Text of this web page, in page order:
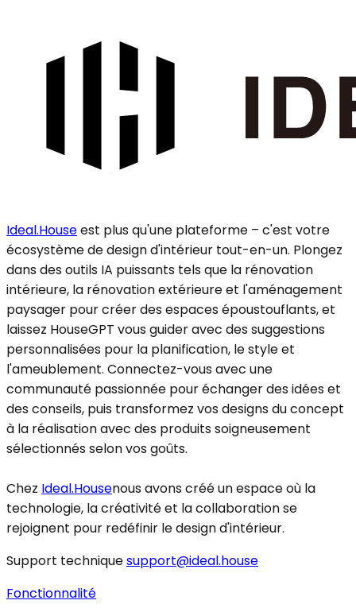
Ideal.Houseest plus qu'une plateforme – c'est votre
écosystème de design d'intérieur tout-en-un. Plongez
dans des outils IA puissants tels que la rénovation
intérieure, la rénovation extérieure et l'aménagement
paysager pour créer des espaces époustouflants, et
laissez HouseGPT vous guider avec des suggestions
personnalisées pour la planification, le style et
l'ameublement. Connectez-vous avec une
communauté passionnée pour échanger des idées et
des conseils, puis transformez vos designs du concept
à la réalisation avec des produits soigneusement
sélectionnés selon vos goûts.
Chez Ideal.Housenous avons créé un espace où la
technologie, la créativité et la collaboration se
rejoignent pour redéfinir le design d'intérieur.
Support techniquesupport@ideal.house
Fonctionnalité